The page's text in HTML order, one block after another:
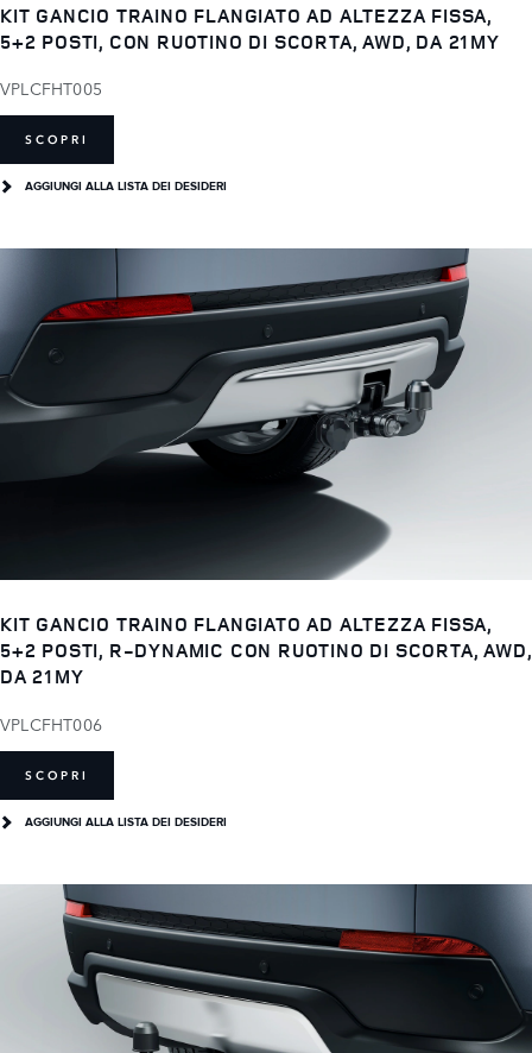
KIT GANCIO TRAINO FLANGIATO AD ALTEZZA FISSA,
5+2 POSTI, CON RUOTINO DI SCORTA, AWD, DA 21MY
VPLCFHT005
SCOPRI
AGGIUNGI ALLA LISTA DEI DESIDERI
KIT GANCIO TRAINO FLANGIATO AD ALTEZZA FISSA,
5+2 POSTI, R-DYNAMIC CON RUOTINO DI SCORTA, AWD,
DA 21MY
VPLCFHT006
SCOPRI
AGGIUNGI ALLA LISTA DEI DESIDERI